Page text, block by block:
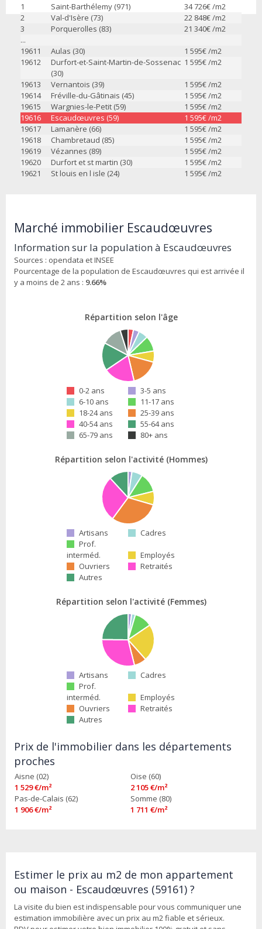
1 Saint-Barthélemy (971) 34 726€ /m2
2
Val-d'Isère (73) 22 848€ /m2
3
Porquerolles (83) 21 340€ /m2
...
19611
Aulas (30) 1 595€ /m2
19612
Durfort-et-Saint-Martin-de-Sossenac
(30)
1 595€ /m2
19613 Vernantois (39) 1 595€ /m2
19614
Fréville-du-Gâtinais (45) 1 595€ /m2
19615
Wargnies-le-Petit (59) 1 595€ /m2
19616
Escaudœuvres (59) 1 595€ /m2
19617
Lamanère (66) 1 595€ /m2
19618
Chambretaud (85) 1 595€ /m2
19619
Vézannes (89) 1 595€ /m2
19620
Durfort et st martin (30) 1 595€ /m2
19621
St louis en l isle (24) 1 595€ /m2
Marché immobilier Escaudœuvres
Information sur la population à Escaudœuvres
Sources : opendata et INSEE
Pourcentage de la population de Escaudœuvres qui est arrivée il
y a moins de 2 ans : 9.66%
Répartition selon l'âge
0-2 ans
3-5 ans
6-10 ans
11-17 ans
18-24 ans
25-39 ans
40-54 ans
55-64 ans
65-79 ans
80+ ans
Répartition selon l'activité (Hommes)
Artisans
Cadres
Prof.
interméd.
Employés
Ouvriers
Retraités
Autres
Répartition selon l'activité (Femmes)
Artisans
Cadres
Prof.
interméd.
Employés
Ouvriers
Retraités
Autres
Prix de l'immobilier dans les départements
proches
Aisne (02)
1 529 €/m²
Oise (60)
2 105 €/m²
Pas-de-Calais (62)
1 906 €/m²
Somme (80)
1 711 €/m²
Estimer le prix au m2 de mon appartement
ou maison - Escaudœuvres (59161) ?
La visite du bien est indispensable pour vous communiquer une
estimation immobilière avec un prix au m2 fiable et sérieux.